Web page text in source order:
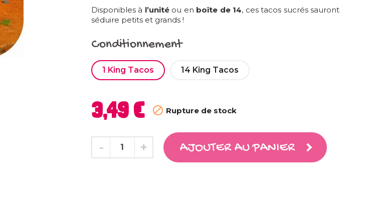
Disponibles à l’unitéou en boîte de 14, ces tacos sucrés sauront
séduire petits et grands !
Conditionnement
1 King Tacos 14 King Tacos
3,49 €  Rupture de stock
AJOUTER AU PANIER